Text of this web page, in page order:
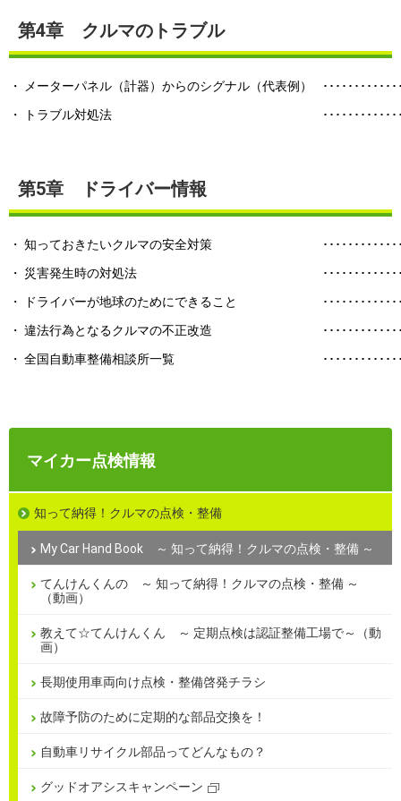
第4章 クルマのトラブル
・ メーターパネル（計器）からのシグナル（代表例）
･･･････････
・ トラブル対処法
･･･････････
第5章 ドライバー情報
・ 知っておきたいクルマの安全対策
･･･････････
・ 災害発生時の対処法
･･･････････
・ ドライバーが地球のためにできること
･･･････････
・ 違法行為となるクルマの不正改造
･･･････････
・ 全国自動車整備相談所一覧
･･･････････
マイカー点検情報
知って納得！クルマの点検・整備
My Car Hand Book ～ 知って納得！クルマの点検・整備 ～
てんけんくんの ～ 知って納得！クルマの点検・整備 ～
（動画）
教えて☆てんけんくん ～ 定期点検は認証整備工場で～（動
画）
長期使用車両向け点検・整備啓発チラシ
故障予防のために定期的な部品交換を！
自動車リサイクル部品ってどんなもの？
グッドオアシスキャンペーン